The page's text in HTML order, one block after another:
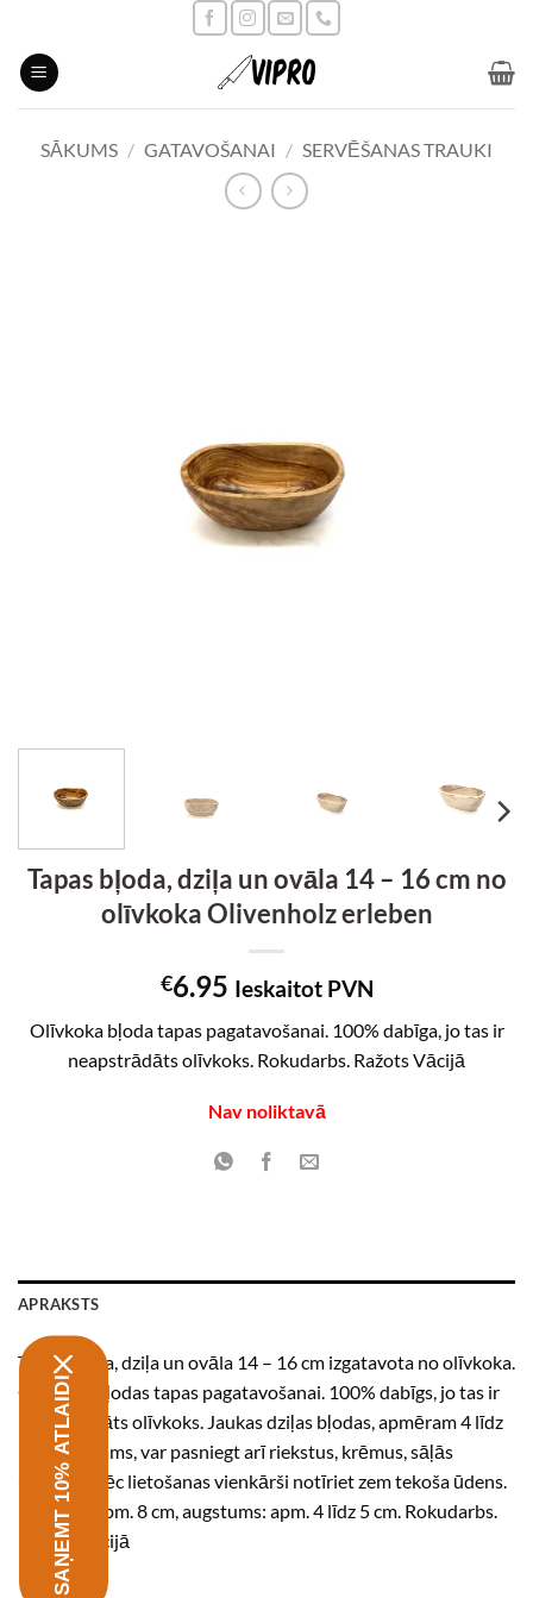
content
SĀKUMS / GATAVOŠANAI / SERVĒŠANAS TRAUKI
Tapas bļoda, dziļa un ovāla 14 – 16 cm no
olīvkoka Olivenholz erleben
€6.95 Ieskaitot PVN
Olīvkoka bļoda tapas pagatavošanai. 100% dabīga, jo tas ir
neapstrādāts olīvkoks. Rokudarbs. Ražots Vācijā
Nav noliktavā
APRAKSTS
Tapas bļoda, dziļa un ovāla 14 – 16 cm izgatavota no olīvkoka.
Olīvkoka bļodas tapas pagatavošanai. 100% dabīgs, jo tas ir
neapstrādāts olīvkoks. Jaukas dziļas bļodas, apmēram 4 līdz
5 cm. Protams, var pasniegt arī riekstus, krēmus, sāļās
uzkodas. Pēc lietošanas vienkārši notīriet zem tekoša ūdens.
Platums: apm. 8 cm, augstums: apm. 4 līdz 5 cm. Rokudarbs.
Ražots Vācijā
SAŅEMT 10% ATLAIDI